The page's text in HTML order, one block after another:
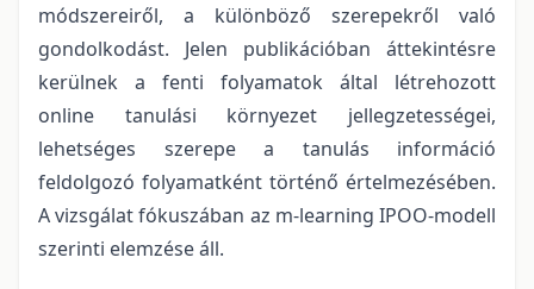
módszereiről, a különböző szerepekről való
gondolkodást. Jelen publikációban áttekintésre
kerülnek a fenti folyamatok által létrehozott
online tanulási környezet jellegzetességei,
lehetséges szerepe a tanulás információ
feldolgozó folyamatként történő értelmezésében.
A vizsgálat fókuszában az m-learning IPOO-modell
szerinti elemzése áll.